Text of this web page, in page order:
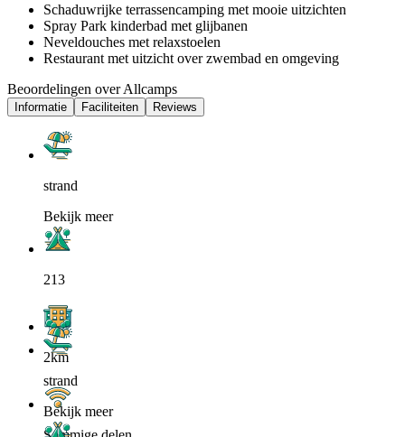
Schaduwrijke terrassencamping met mooie uitzichten
Spray Park kinderbad met glijbanen
Neveldouches met relaxstoelen
Restaurant met uitzicht over zwembad en omgeving
Beoordelingen over Allcamps
Informatie Faciliteiten Reviews
strand
Bekijk meer
213
2km
strand
Bekijk meer